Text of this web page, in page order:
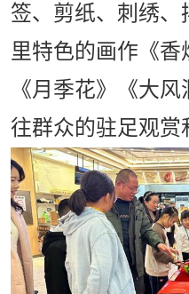
签、剪纸、刺绣
里特色的画作《香
《月季花》《大
往群众的驻足观赏